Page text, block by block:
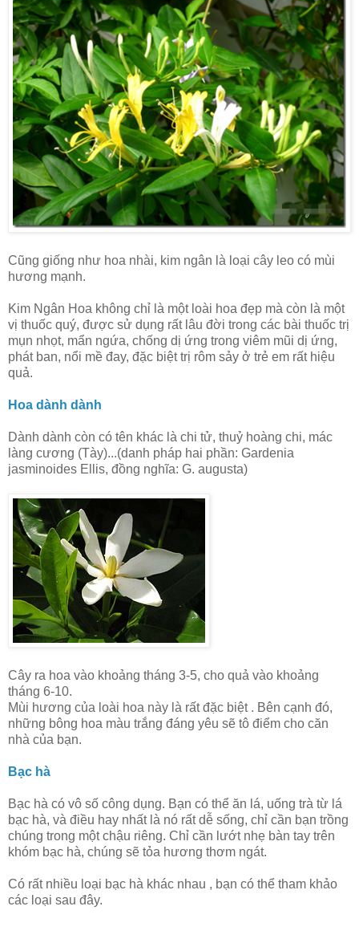
Cũng giống như hoa nhài, kim ngân là loại cây leo có mùi
hương mạnh.
Kim Ngân Hoa không chỉ là một loài hoa đẹp mà còn là một
vị thuốc quý, được sử dụng rất lâu đời trong các bài thuốc trị
mụn nhọt, mẩn ngứa, chống dị ứng trong viêm mũi dị ứng,
phát ban, nổi mề đay, đặc biệt trị rôm sảy ở trẻ em rất hiệu
quả.
Hoa dành dành
Dành dành còn có tên khác là chi tử, thuỷ hoàng chi, mác
làng cương (Tày)...(danh pháp hai phần: Gardenia
jasminoides Ellis, đồng nghĩa: G. augusta)
Cây ra hoa vào khoảng tháng 3-5, cho quả vào khoảng
tháng 6-10.
Mùi hương của loài hoa này là rất đặc biệt . Bên cạnh đó,
những bông hoa màu trắng đáng yêu sẽ tô điểm cho căn
nhà của bạn.
Bạc hà
Bạc hà có vô số công dụng. Bạn có thể ăn lá, uống trà từ lá
bạc hà, và điều hay nhất là nó rất dễ sống, chỉ cần bạn trồng
chúng trong một chậu riêng. Chỉ cần lướt nhẹ bàn tay trên
khóm bạc hà, chúng sẽ tỏa hương thơm ngát.
Có rất nhiều loại bạc hà khác nhau , bạn có thể tham khảo
các loại sau đây.